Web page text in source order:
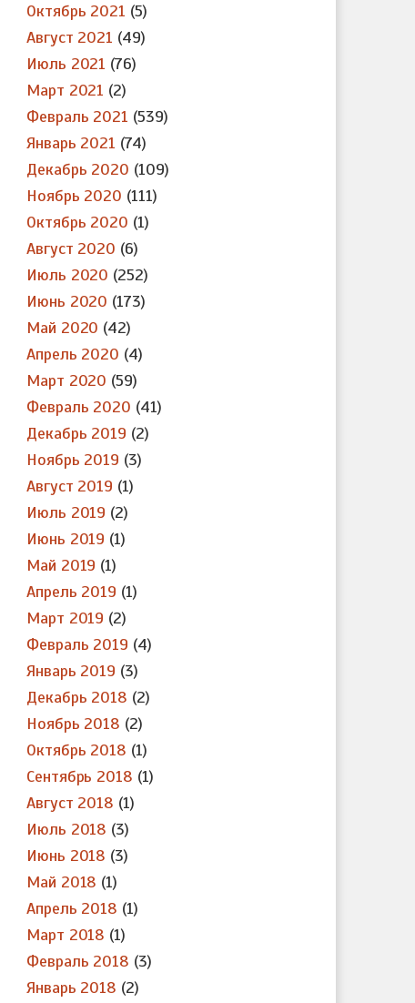
Октябрь 2021 (5)
Август 2021 (49)
Июль 2021 (76)
Март 2021 (2)
Февраль 2021 (539)
Январь 2021 (74)
Декабрь 2020 (109)
Ноябрь 2020 (111)
Октябрь 2020 (1)
Август 2020 (6)
Июль 2020 (252)
Июнь 2020 (173)
Май 2020 (42)
Апрель 2020 (4)
Март 2020 (59)
Февраль 2020 (41)
Декабрь 2019 (2)
Ноябрь 2019 (3)
Август 2019 (1)
Июль 2019 (2)
Июнь 2019 (1)
Май 2019 (1)
Апрель 2019 (1)
Март 2019 (2)
Февраль 2019 (4)
Январь 2019 (3)
Декабрь 2018 (2)
Ноябрь 2018 (2)
Октябрь 2018 (1)
Сентябрь 2018 (1)
Август 2018 (1)
Июль 2018 (3)
Июнь 2018 (3)
Май 2018 (1)
Апрель 2018 (1)
Март 2018 (1)
Февраль 2018 (3)
Январь 2018 (2)